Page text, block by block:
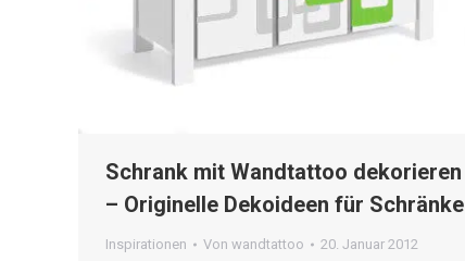
Schrank mit Wandtattoo dekorieren
– Originelle Dekoideen für Schränke
Inspirationen Von wandtattoo 20. Januar 2012